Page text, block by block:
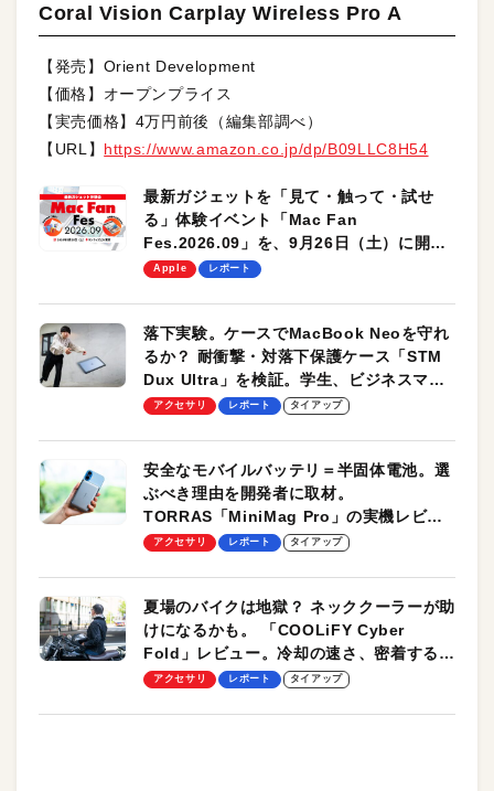
Coral Vision Carplay Wireless Pro A
【発売】Orient Development
【価格】オープンプライス
【実売価格】4万円前後（編集部調べ）
【URL】 https://www.amazon.co.jp/dp/B09LLC8H54
最新ガジェットを「見て・触って・試せ
る」体験イベント「Mac Fan
Fes.2026.09」を、9月26日（土）に開催
します！
Apple レポート
落下実験。ケースでMacBook Neoを守れ
るか？ 耐衝撃・対落下保護ケース「STM
Dux Ultra」を検証。学生、ビジネスマン
のモバイルユースに最適！
アクセサリ レポート タイアップ
安全なモバイルバッテリ＝半固体電池。選
ぶべき理由を開発者に取材。
TORRAS「MiniMag Pro」の実機レビュ
ーも
アクセサリ レポート タイアップ
夏場のバイクは地獄？ ネッククーラーが助
けになるかも。 「COOLiFY Cyber
Fold」レビュー。冷却の速さ、密着する冷
却プレート、シンプルな操作性がグッド！
アクセサリ レポート タイアップ